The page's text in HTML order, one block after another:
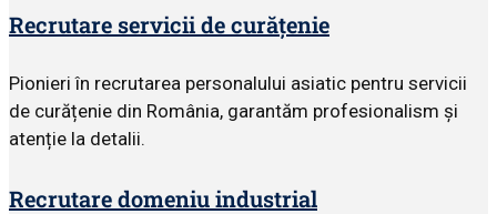
Recrutare servicii de curățenie
Pionieri în recrutarea personalului asiatic pentru servicii
de curățenie din România, garantăm profesionalism și
atenție la detalii.
Recrutare domeniu industrial